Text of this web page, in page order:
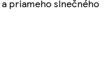
priameho slnečného